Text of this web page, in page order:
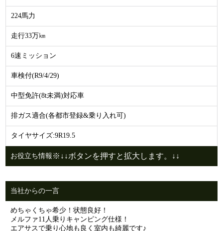
224馬力
走行33万㎞
6速ミッション
車検付(R9/4/29)
中型免許(8t未満)対応車
排ガス適合(各都市登録&乗り入れ可)
タイヤサイズ:9R19.5
お役立ち情報 ※↓↓ボタンを押すと拡大します。↓↓
当社からの一言
めちゃくちゃ希少！状態良好！
メルファ11人乗りキャンピング仕様！
エアサスで乗り心地も良く室内も綺麗です♪